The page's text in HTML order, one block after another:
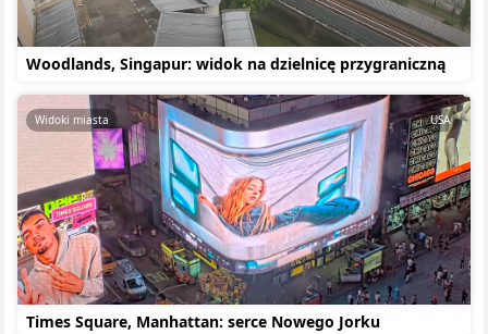
Woodlands, Singapur: widok na dzielnicę przygraniczną
Times Square, Manhattan: serce Nowego Jorku
Widoki miasta USA